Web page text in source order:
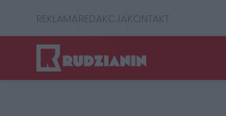
REKLAMAREDAKCJAKONTAKT